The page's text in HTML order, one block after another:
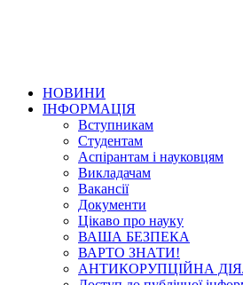
НОВИНИ
ІНФОРМАЦІЯ
Вступникам
Студентам
Аспірантам і науковцям
Викладачам
Вакансії
Документи
Цікаво про науку
ВАША БЕЗПЕКА
ВАРТО ЗНАТИ!
АНТИКОРУПЦІЙНА